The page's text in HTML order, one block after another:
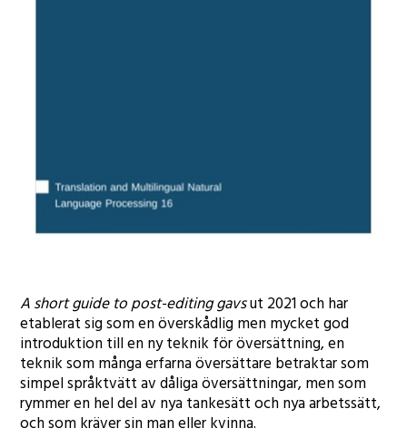
A short guide to post-editing gavsut 2021 och har
etablerat sig som en överskådlig men mycket god
introduktion till en ny teknik för översättning, en
teknik som många erfarna översättare betraktar som
simpel språktvätt av dåliga översättningar, men som
rymmer en hel del av nya tankesätt och nya arbetssätt,
och som kräver sin man eller kvinna.